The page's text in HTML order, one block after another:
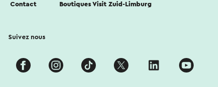
Contact Boutiques Visit Zuid-Limburg
Suivez nous